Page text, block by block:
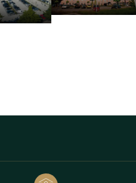
oder Übernachtungen